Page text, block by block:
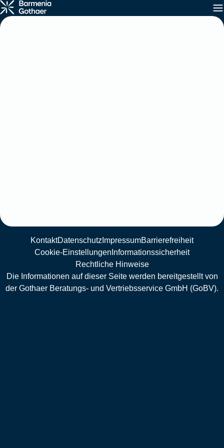
KontaktDatenschutz ImpressumBarrierefreiheit
Cookie-Einstellungen Informationssicherheit
Rechtliche Hinweise
Die Informationen auf dieser Seite werden bereitgestellt von
der Gothaer Beratungs- und Vertriebsservice GmbH (GoBV).